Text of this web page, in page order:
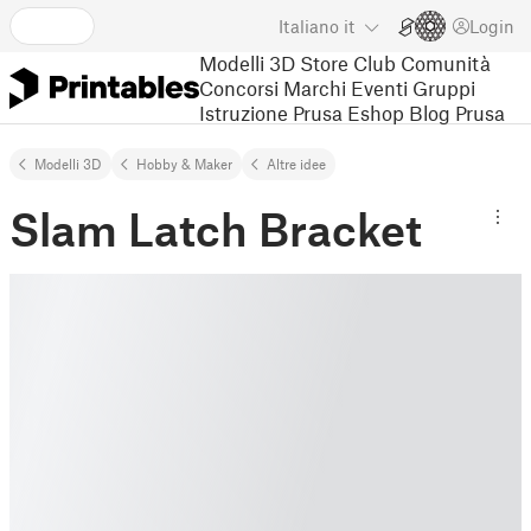
Italiano it Login
Modelli 3D Store Club Comunità
Concorsi Marchi Eventi Gruppi
Istruzione Prusa Eshop Blog Prusa
Modelli 3D Hobby & Maker Altre idee
Slam Latch Bracket